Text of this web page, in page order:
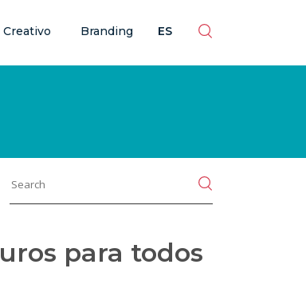
Branding ES
ES
para todos